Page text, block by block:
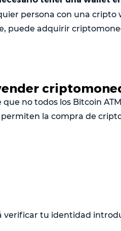
persona con una cripto
puede adquirir
no todos los Bitcoin
la compra de
verificar tu identidad